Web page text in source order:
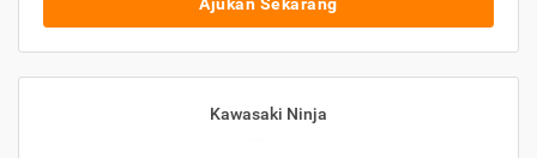
Ajukan Sekarang
Kawasaki Ninja